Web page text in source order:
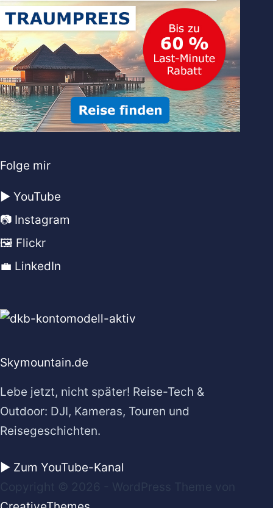
Folge mir
▶️ YouTube
📷 Instagram
🖼️ Flickr
💼 LinkedIn
Skymountain.de
Lebe jetzt, nicht später! Reise-Tech &
Outdoor: DJI, Kameras, Touren und
Reisegeschichten.
▶️ Zum YouTube-Kanal
Copyright © 2026 - WordPress Theme von